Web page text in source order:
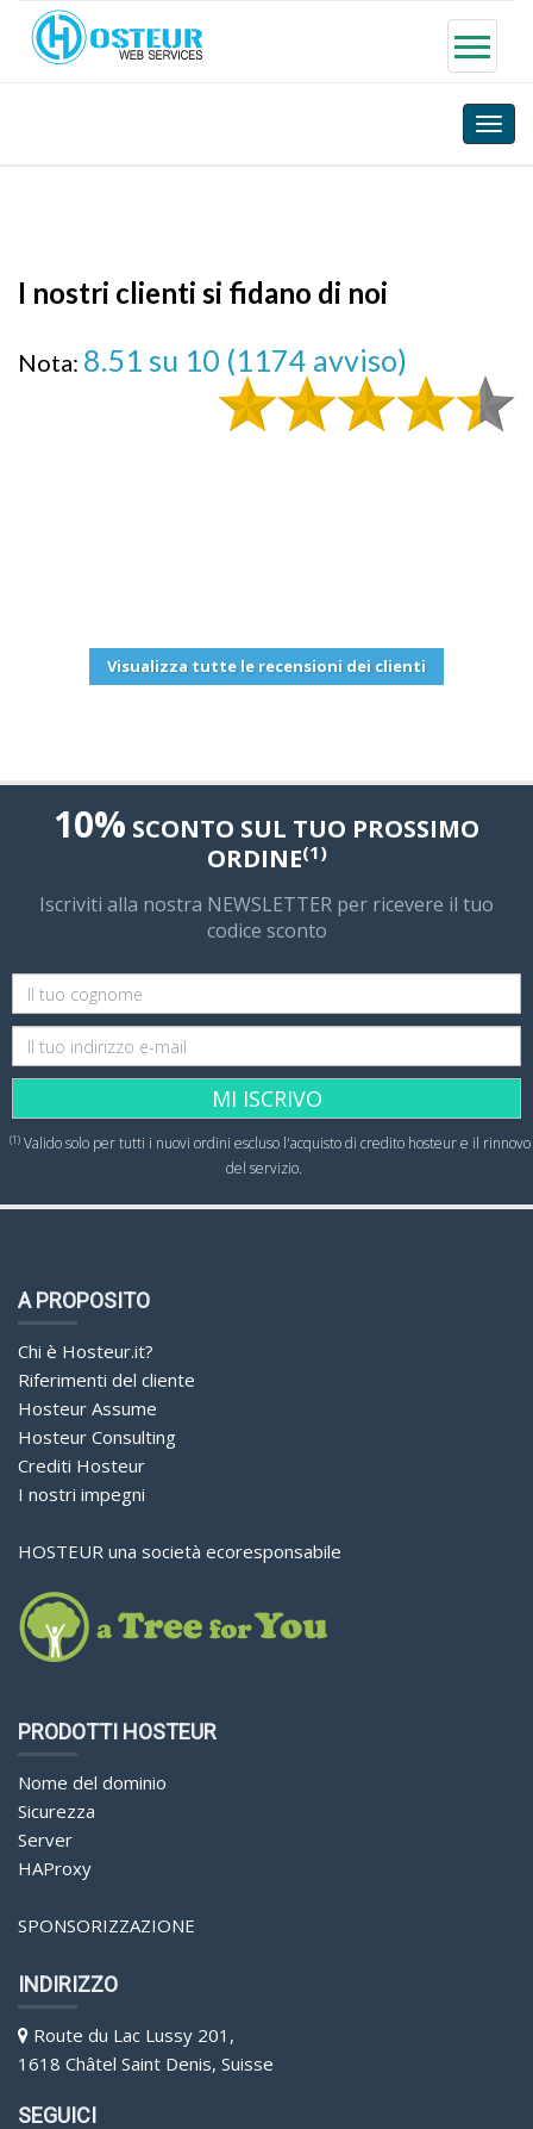
Toggle
I nostri clienti si fidano di noi
Nota: 8.51 su 10 (1174 avviso)
Visualizza tutte le recensioni dei clienti
10% SCONTO SUL TUO PROSSIMO
ORDINE(1)
Iscriviti alla nostra NEWSLETTER per ricevere il tuo
codice sconto
MI ISCRIVO
(1)Valido solo per tutti i nuovi ordini escluso l'acquisto di credito hosteur e il rinnovo
del servizio.
A PROPOSITO
Chi è Hosteur.it?
Riferimenti del cliente
Hosteur Assume
Hosteur Consulting
Crediti Hosteur
I nostri impegni
HOSTEUR una società ecoresponsabile
PRODOTTI HOSTEUR
Nome del dominio
Sicurezza
Server
HAProxy
SPONSORIZZAZIONE
INDIRIZZO
Route du Lac Lussy 201,
1618 Châtel Saint Denis, Suisse
SEGUICI